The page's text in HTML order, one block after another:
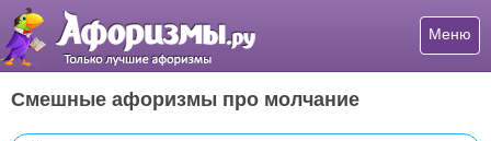
Меню
Смешные афоризмы про молчание